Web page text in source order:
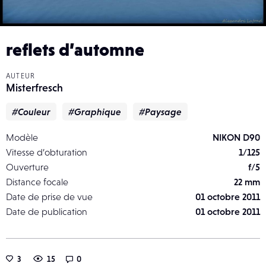
reflets d’automne
AUTEUR
Misterfresch
#Couleur #Graphique #Paysage
Modèle
NIKON D90
Vitesse d’obturation
1/125
Ouverture
f/5
Distance focale
22 mm
Date de prise de vue
01 octobre 2011
Date de publication
01 octobre 2011
3 15 0